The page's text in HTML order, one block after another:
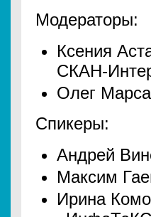
Модераторы:
Ксения
СКАН-
Олег
Спикеры:
Андрей
Максим
Ирина